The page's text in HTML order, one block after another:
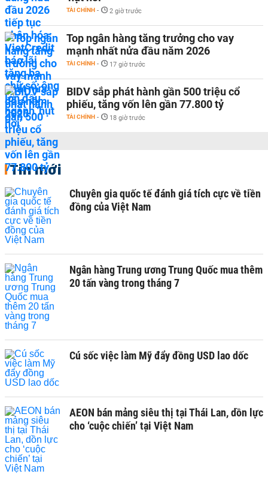
TÀI CHÍNH - 2 giờ trước
Top ngân hàng tăng trưởng cho vay
mạnh nhất nửa đầu năm 2026
TÀI CHÍNH - 17 giờ trước
BIDV sắp phát hành gần 500 triệu cổ
phiếu, tăng vốn lên gần 77.800 tỷ
TÀI CHÍNH - 18 giờ trước
Tin mới
Chuyên gia quốc tế đánh giá tích cực về tiền
đồng của Việt Nam
Ngân hàng Trung ương Trung Quốc mua thêm
20 tấn vàng trong tháng 7
Cú sốc việc làm Mỹ đẩy đồng USD lao dốc
AEON bán mảng siêu thị tại Thái Lan, dồn lực
cho ‘cuộc chiến’ tại Việt Nam